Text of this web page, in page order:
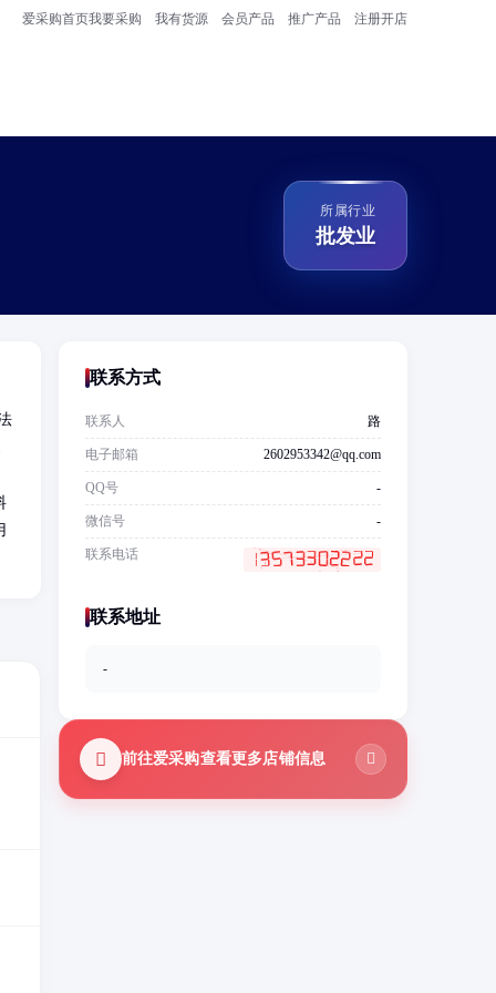
爱采购首页我要采购 我有货源 会员产品 推广产品 注册开店
所属行业
批发业
联系方式
联系人 路
电子邮箱 2602953342@qq.com
QQ号 -
微信号 -
联系电话
联系地址
-
前往爱采购查看更多店铺信息